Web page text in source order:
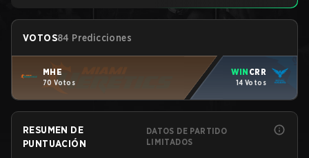
VOTOS84 Predicciones
MHE
70 Votos
WIN CRR
14 Votos
RESUMEN DE
PUNTUACIÓN
DATOS DE PARTIDO
LIMITADOS